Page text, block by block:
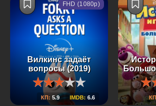
Вилкинс задаёт
вопросы (2019)
КП: 5.9 IMDB: 6.6
FHD (1080p)